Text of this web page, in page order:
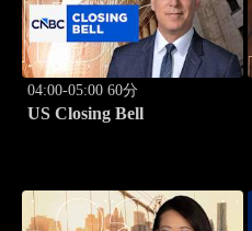
04:00-05:00 60分
US Closing Bell